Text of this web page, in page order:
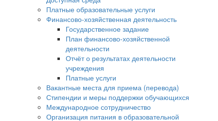
Платные образовательные услуги
Финансово-хозяйственная деятельность
Государственное задание
План финансово-хозяйственной
деятельности
Отчёт о результатах деятельности
учреждения
Платные услуги
Вакантные места для приема (перевода)
Стипендии и меры поддержки обучающихся
Международное сотрудничество
Организация питания в образовательной